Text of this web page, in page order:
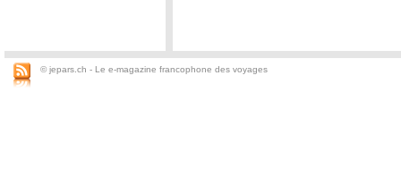
© jepars.ch - Le e-magazine francophone des voyages